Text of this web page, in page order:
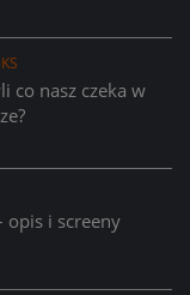
co nasz czeka w
opis i screeny